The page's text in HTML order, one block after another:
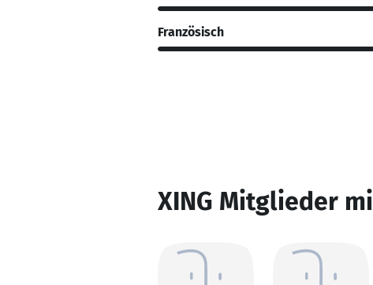
Französisch
XING Mitglieder